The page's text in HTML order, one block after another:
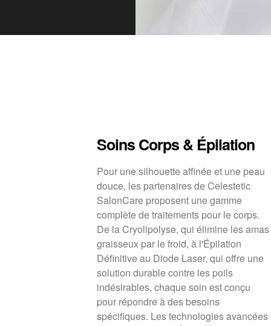
Soins Corps & Épilation
Pour une silhouette affinée et une peau
douce, les partenaires de Celestetic
SalonCare proposent une gamme
complète de traitements pour le corps.
De la Cryolipolyse, qui élimine les amas
graisseux par le froid, à l'Épilation
Définitive au Diode Laser, qui offre une
solution durable contre les poils
indésirables, chaque soin est conçu
pour répondre à des besoins
spécifiques. Les technologies avancées